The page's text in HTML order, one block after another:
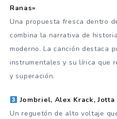
Ranas»
Una propuesta fresca dentro
combina la narrativa de
moderno. La canción destaca
instrumentales y su lírica que
y superación.
Jombriel, Alex Krack, Jotta
Un reguetón de alto voltaje